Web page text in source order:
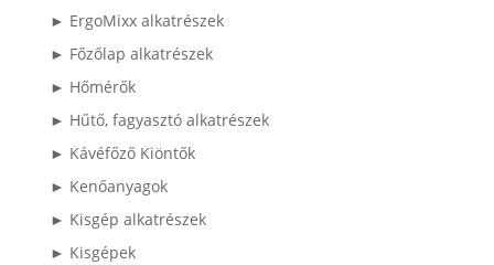
► ErgoMixx alkatrészek
► Főzőlap alkatrészek
► Hőmérők
► Hűtő, fagyasztó alkatrészek
► Kávéfőző Kiöntők
► Kenőanyagok
► Kisgép alkatrészek
► Kisgépek